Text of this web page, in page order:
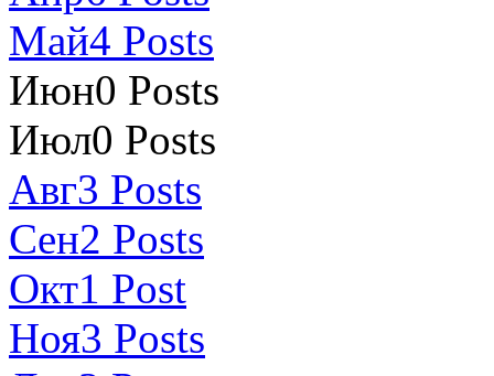
Май4 Posts
Июн0 Posts
Июл0 Posts
Авг3 Posts
Сен2 Posts
Окт1 Post
Ноя3 Posts